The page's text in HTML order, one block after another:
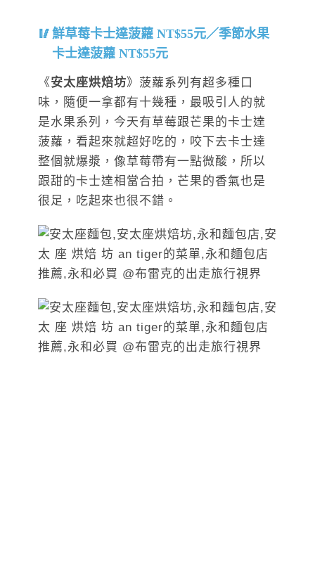
鮮草莓卡士達菠蘿 NT$55元／季節水果
卡士達菠蘿 NT$55元
《安太座烘焙坊》菠蘿系列有超多種口
味，隨便一拿都有十幾種，最吸引人的就
是水果系列，今天有草莓跟芒果的卡士達
菠蘿，看起來就超好吃的，咬下去卡士達
整個就爆漿，像草莓帶有一點微酸，所以
跟甜的卡士達相當合拍，芒果的香氣也是
很足，吃起來也很不錯。